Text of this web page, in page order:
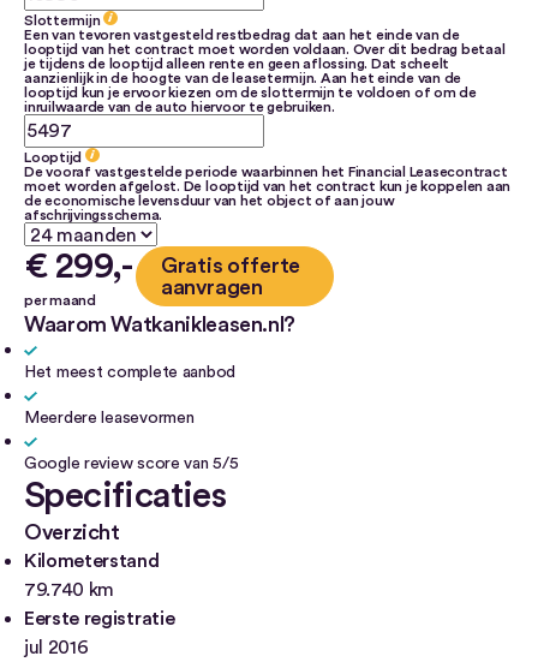
Slottermijn
Een van tevoren vastgesteld restbedrag dat aan het einde van de
looptijd van het contract moet worden voldaan. Over dit bedrag betaal
je tijdens de looptijd alleen rente en geen aflossing. Dat scheelt
aanzienlijk in de hoogte van de leasetermijn. Aan het einde van de
looptijd kun je ervoor kiezen om de slottermijn te voldoen of om de
inruilwaarde van de auto hiervoor te gebruiken.
Looptijd
De vooraf vastgestelde periode waarbinnen het Financial Leasecontract
moet worden afgelost. De looptijd van het contract kun je koppelen aan
de economische levensduur van het object of aan jouw
afschrijvingsschema.
€ 299,-
per maand
Gratis offerte
aanvragen
Waarom Watkanikleasen.nl?
Het meest complete aanbod
Meerdere leasevormen
Google review score van 5/5
Specificaties
Overzicht
Kilometerstand
79.740 km
Eerste registratie
jul 2016